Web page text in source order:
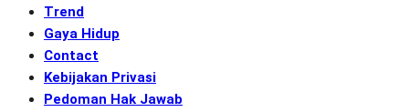
Trend
Gaya Hidup
Contact
Kebijakan Privasi
Pedoman Hak Jawab